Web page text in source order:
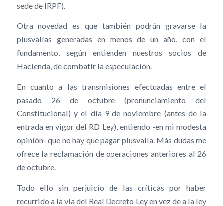
sede de IRPF).
Otra novedad es que también podrán gravarse la
plusvalías generadas en menos de un año, con el
fundamento, según entienden nuestros socios de
Hacienda, de combatir la especulación.
En cuanto a las transmisiones efectuadas entre el
pasado 26 de octubre (pronunciamiento del
Constitucional) y el día 9 de noviembre (antes de la
entrada en vigor del RD Ley), entiendo -en mi modesta
opinión- que no hay que pagar plusvalía. Más dudas me
ofrece la reclamación de operaciones anteriores al 26
de octubre.
Todo ello sin perjuicio de las críticas por haber
recurrido a la vía del Real Decreto Ley en vez de a la ley